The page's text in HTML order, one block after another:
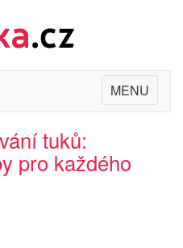
Toggle
navigation
MENU
tuků:
pro každého